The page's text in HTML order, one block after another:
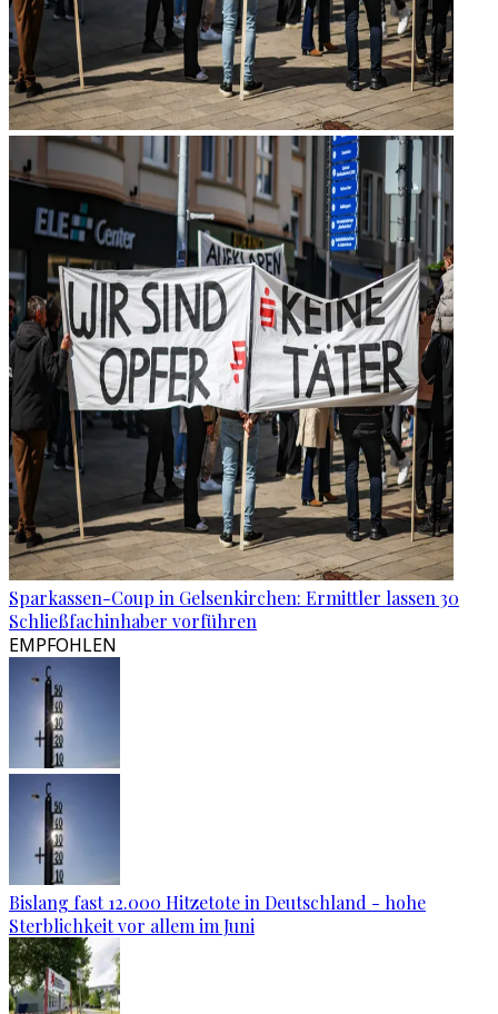
Sparkassen-Coup in Gelsenkirchen: Ermittler lassen 30
Schließfachinhaber vorführen
EMPFOHLEN
Bislang fast 12.000 Hitzetote in Deutschland - hohe
Sterblichkeit vor allem im Juni